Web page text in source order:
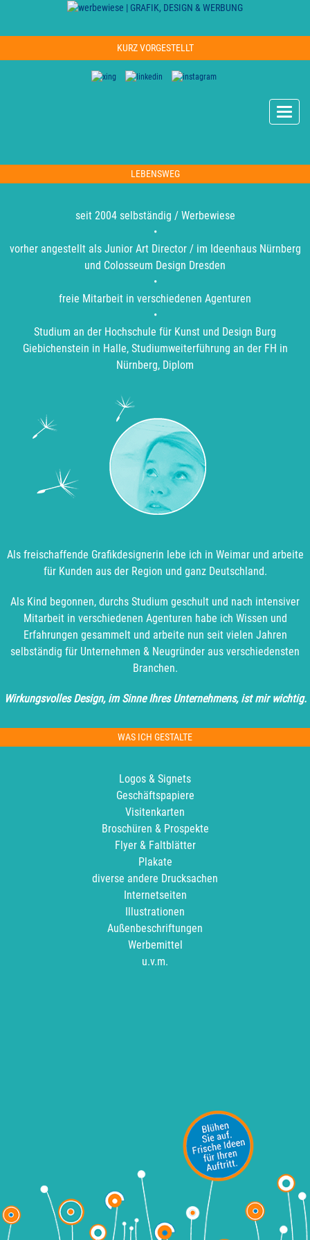
KURZ VORGESTELLT
Toggle
LEBENSWEG
seit 2004 selbständig / Werbewiese
•
vorher angestellt als Junior Art Director / im Ideenhaus Nürnberg
und Colosseum Design Dresden
•
freie Mitarbeit in verschiedenen Agenturen
•
Studium an der Hochschule für Kunst und Design Burg
Giebichenstein in Halle, Studiumweiterführung an der FH in
Nürnberg, Diplom
Als freischaffende Grafikdesignerin lebe ich in Weimar und arbeite
für Kunden aus der Region und ganz Deutschland.
Als Kind begonnen, durchs Studium geschult und nach intensiver
Mitarbeit in verschiedenen Agenturen habe ich Wissen und
Erfahrungen gesammelt und arbeite nun seit vielen Jahren
selbständig für Unternehmen & Neugründer aus verschiedensten
Branchen.
Wirkungsvolles Design, im Sinne Ihres Unternehmens, ist mir wichtig.
WAS ICH GESTALTE
Logos & Signets
Geschäftspapiere
Visitenkarten
Broschüren & Prospekte
Flyer & Faltblätter
Plakate
diverse andere Drucksachen
Internetseiten
Illustrationen
Außenbeschriftungen
Werbemittel
u.v.m.